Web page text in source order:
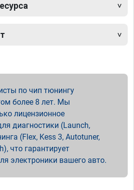
по чип тюнингу
более 8 лет. Мы
лицензионное
диагностики (Launch,
(Flex, Kess 3, Autotuner,
что гарантирует
электроники вашего авто.